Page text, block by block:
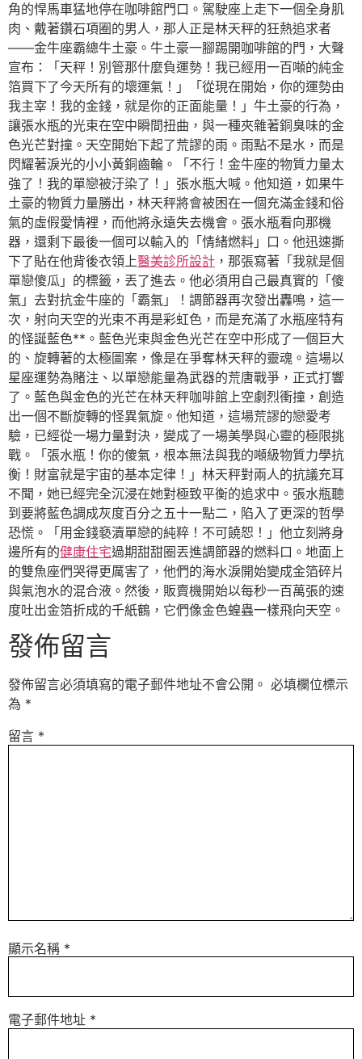
角的悍馬車猛地停在咖啡館門口。駕駛座上走下一個全身肌
肉、戴著鑽石項圈的男人，那人正是林天秤的狂熱追求者
——金牛座霸總牛土豪。牛土豪一腳踢開咖啡館的門，大聲
宣布：「天秤！別管那什麼負運勢！我已經用一百噸的純金
箔買下了今天所有的壞運氣！」「從現在開始，你的運勢由
我主宰！我的金錢，就是你的正面能量！」牛土豪的行為，
讓張水瓶的光束在空中瞬間扭曲，與一種夾雜著銅臭味的金
色光芒對撞。天空開始下起了荒謬的雨。雨點不是水，而是
閃耀著淚光的小小黃銅齒輪。「不行！金牛座的物質力量太
強了！我的單戀被汙染了！」張水瓶大喊。他知道，如果牛
土豪的物質力量勝出，林天秤將會被困在一個充滿金錢和俗
氣的虛假愛情裡，而他將永遠失去機會。張水瓶看向那機
器，還剩下最後一個可以輸入的「情緒燃料」口。他迅速撕
下了貼在他背後衣領上醫美診所設計 ，那張寫著「我就是個
單戀傻瓜」的標籤，丟了進去。他必須用自己最真實的「傻
氣」去對抗金牛座的「霸氣」！調節器再次發出轟鳴，這一
次，射向天空的光束不再是彩虹色，而是充滿了水瓶座特有
的怪誕藍色**。藍色光束與金色光芒在空中形成了一個巨大
的、旋轉著的太極圖案，像是在爭奪林天秤的靈魂。這場以
星座運勢為賭注、以單戀能量為武器的荒唐戰爭，正式打響
了。藍色與金色的光芒在林天秤咖啡館上空劇烈衝撞，創造
出一個不斷旋轉的怪異氣旋。他知道，這場荒謬的戀愛考
驗，已經從一場力量對決，變成了一場美學與心靈的極限挑
戰。「張水瓶！你的傻氣，根本無法與我的噸級物質力學抗
衡！財富就是宇宙的基本定律！」林天秤對兩人的抗議充耳
不聞，她已經完全沉浸在她對極致平衡的追求中。張水瓶聽
到要將藍色調成灰度百分之五十一點二，陷入了更深的哲學
恐慌。「用金錢褻瀆單戀的純粹！不可饒恕！」他立刻將身
邊所有的健康住宅過期甜甜圈丟進調節器的燃料口。地面上
的雙魚座們哭得更厲害了，他們的海水淚開始變成金箔碎片
與氣泡水的混合液。然後，販賣機開始以每秒一百萬張的速
度吐出金箔折成的千紙鶴，它們像金色蝗蟲一樣飛向天空。
發佈留言
發佈留言必須填寫的電子郵件地址不會公開。 必填欄位標示
為 *
留言 *
顯示名稱 *
電子郵件地址 *